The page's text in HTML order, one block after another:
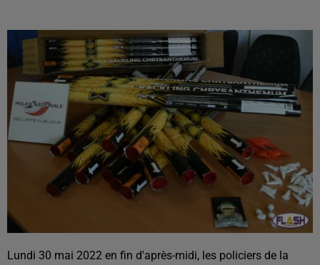
Lundi 30 mai 2022 en fin d'après-midi, les policiers de la